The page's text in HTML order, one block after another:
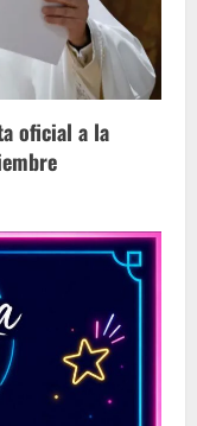
oficial a la